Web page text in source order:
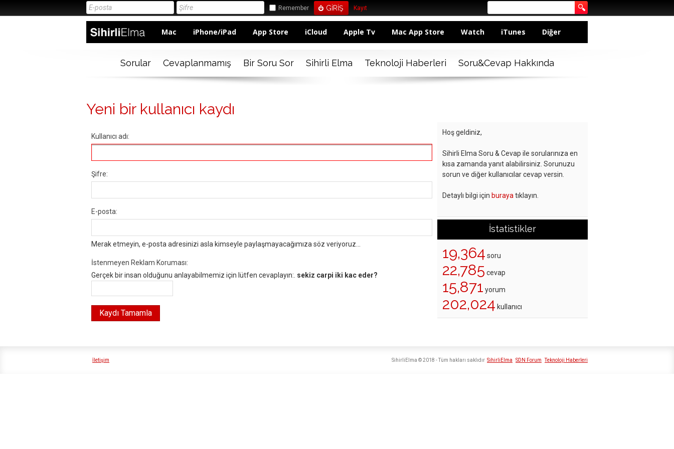
Remember Kayıt
Mac iPhone/iPad App Store iCloud Apple Tv Mac App Store Watch iTunes Diğer
Sorular Cevaplanmamış Bir Soru Sor Sihirli Elma Teknoloji Haberleri Soru&Cevap Hakkında
Yeni bir kullanıcı kaydı
Kullanıcı adı:
Şifre:
E-posta:
Merak etmeyin, e-posta adresinizi asla kimseyle paylaşmayacağımıza söz veriyoruz...
İstenmeyen Reklam Koruması:
Gerçek bir insan olduğunu anlayabilmemiz için lütfen cevaplayın:. sekiz carpi iki kac eder?
Hoş geldiniz,
Sihirli Elma Soru & Cevap ile sorularınıza en
kısa zamanda yanıt alabilirsiniz. Sorunuzu
sorun ve diğer kullanıcılar cevap versin.
Detaylı bilgi için buraya tıklayın.
İstatistikler
19,364 soru
22,785 cevap
15,871 yorum
202,024 kullanıcı
İletişim SihirliElma SDN Forum Teknoloji Haberleri
SihirliElma © 2018 - Tüm hakları saklıdır